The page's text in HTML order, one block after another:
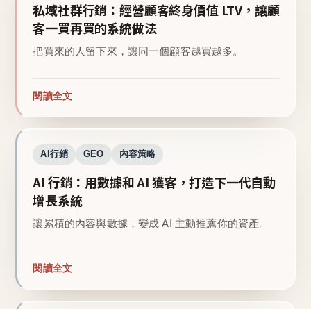
私域社群行銷：經營顧客終身價值 LTV，讓顧
客一買再買的系統做法
把買來的人留下來，讓同一個顧客越買越多。
閱讀全文
AI行銷 GEO 內容策略
AI 行銷：用數據和 AI 獲客，打造下一代自動
增長系統
讓累積的內容與數據，變成 AI 主動推薦你的資產。
閱讀全文